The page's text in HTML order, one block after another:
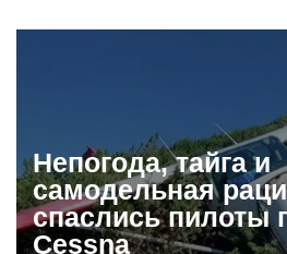
Непогода, тайга и
самодельная
спаслись пилоты
Cessna